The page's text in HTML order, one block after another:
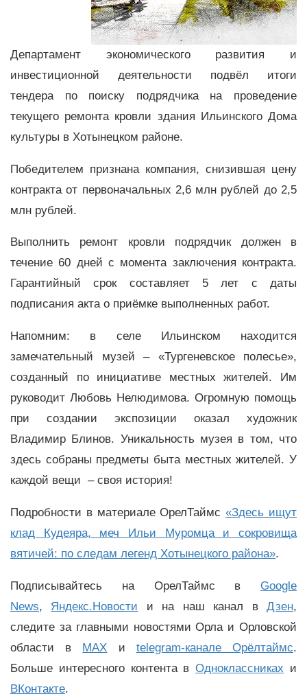
Департамент экономического развития и
инвестиционной деятельности подвёл итоги
тендера по поиску подрядчика на проведение
текущего ремонта кровли здания Ильинского Дома
культуры в Хотынецком районе.
Победителем признана компания, снизившая цену
контракта от первоначальных 2,6 млн рублей до 2,5
млн рублей.
Выполнить ремонт кровли подрядчик должен в
течение 60 дней с момента заключения контракта.
Гарантийный срок составляет 5 лет с даты
подписания акта о приёмке выполненных работ.
Напомним: в селе Ильинском находится
замечательный музей – «Тургеневское полесье»,
созданный по инициативе местных жителей. Им
руководит Любовь Нелюдимова. Огромную помощь
при создании экспозиции оказал художник
Владимир Блинов. Уникальность музея в том, что
здесь собраны предметы быта местных жителей. У
каждой вещи – своя история!
Подробности в материале ОрелТаймс«Здесь ищут
клад Кудеяра, меч Ильи Муромца и сокровища
вятичей: по следам легенд Хотынецкого района».
Подписывайтесь на ОрелТаймс в Google
News, Яндекс.Новости и на наш канал вДзен,
следите за главными новостями Орла и Орловской
области в MAX и telegram-канале Орёлтаймс.
Больше интересного контента вОдноклассниках и
ВКонтакте.